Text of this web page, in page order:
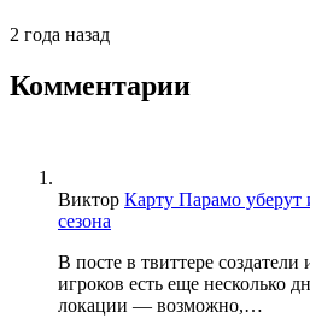
2 года назад
Комментарии
Виктор Карту Парамо уберут
сезона
В посте в твиттере
игроков есть еще несколько
локации — возможно,…